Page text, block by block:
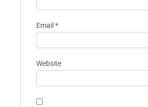
Email *
Website